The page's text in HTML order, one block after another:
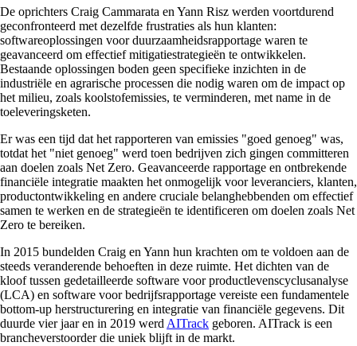
De oprichters Craig Cammarata en Yann Risz werden voortdurend
geconfronteerd met dezelfde frustraties als hun klanten:
softwareoplossingen voor duurzaamheidsrapportage waren te
geavanceerd om effectief mitigatiestrategieën te ontwikkelen.
Bestaande oplossingen boden geen specifieke inzichten in de
industriële en agrarische processen die nodig waren om de impact op
het milieu, zoals koolstofemissies, te verminderen, met name in de
toeleveringsketen.
Er was een tijd dat het rapporteren van emissies "goed genoeg" was,
totdat het "niet genoeg" werd toen bedrijven zich gingen committeren
aan doelen zoals Net Zero. Geavanceerde rapportage en ontbrekende
financiële integratie maakten het onmogelijk voor leveranciers, klanten,
productontwikkeling en andere cruciale belanghebbenden om effectief
samen te werken en de strategieën te identificeren om doelen zoals Net
Zero te bereiken.
In 2015 bundelden Craig en Yann hun krachten om te voldoen aan de
steeds veranderende behoeften in deze ruimte. Het dichten van de
kloof tussen gedetailleerde software voor productlevenscyclusanalyse
(LCA) en software voor bedrijfsrapportage vereiste een fundamentele
bottom-up herstructurering en integratie van financiële gegevens. Dit
duurde vier jaar en in 2019 werd AITrack geboren. AITrack is een
brancheverstoorder die uniek blijft in de markt.